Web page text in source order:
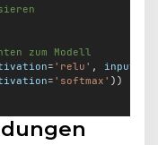
zum Modell
= 'relu' ,
= 'softmax' ))